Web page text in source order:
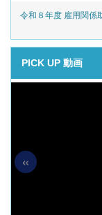
令和８年度 雇用関係
PICK UP 動画
«